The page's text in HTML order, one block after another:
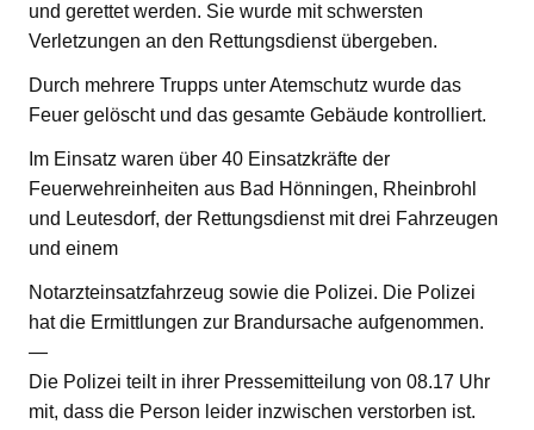
und gerettet werden. Sie wurde mit schwersten
Verletzungen an den Rettungsdienst übergeben.
Durch mehrere Trupps unter Atemschutz wurde das
Feuer gelöscht und das gesamte Gebäude kontrolliert.
Im Einsatz waren über 40 Einsatzkräfte der
Feuerwehreinheiten aus Bad Hönningen, Rheinbrohl
und Leutesdorf, der Rettungsdienst mit drei Fahrzeugen
und einem
Notarzteinsatzfahrzeug sowie die Polizei. Die Polizei
hat die Ermittlungen zur Brandursache aufgenommen.
—
Die Polizei teilt in ihrer Pressemitteilung von 08.17 Uhr
mit, dass die Person leider inzwischen verstorben ist.